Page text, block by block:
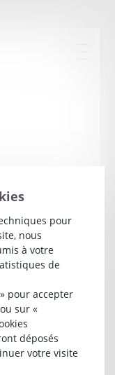
pour
nous
à votre
de
pour accepter
sur «
déposés
votre visite